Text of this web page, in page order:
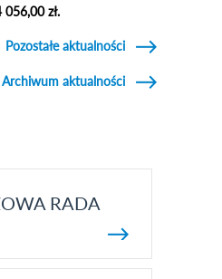
zł.
Pozostałe aktualności
Archiwum aktualności
RADA